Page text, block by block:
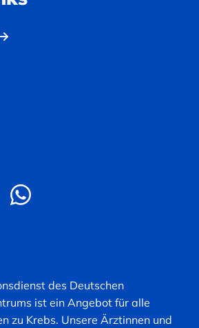
des Deutschen
ist ein Angebot für alle
zu Krebs. Unsere Ärztinnen und